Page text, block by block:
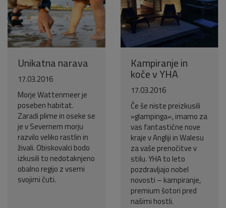
Unikatna narava
17.03.2016
Morje Wattenmeer je
poseben habitat.
Zaradi plime in oseke se
je v Severnem morju
razvilo veliko rastlin in
živali. Obiskovalci bodo
izkusili to nedotaknjeno
obalno regijo z vsemi
svojimi čuti.
Kampiranje in
koče v YHA
17.03.2016
Če še niste preizkusili
»glampinga«, imamo za
vas fantastične nove
kraje v Angliji in Walesu
za vaše prenočitve v
stilu. YHA to leto
pozdravljajo nobel
novosti – kampiranje,
premium šotori pred
našimi hostli.